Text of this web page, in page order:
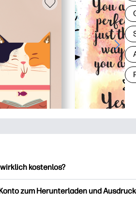
kostenlos?
zum Herunterladen und